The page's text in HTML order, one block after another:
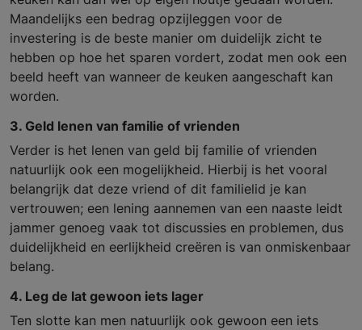
Maandelijks een bedrag opzijleggen voor de
investering is de beste manier om duidelijk zicht te
hebben op hoe het sparen vordert, zodat men ook een
beeld heeft van wanneer de keuken aangeschaft kan
worden.
3. Geld lenen van familie of vrienden
Verder is het lenen van geld bij familie of vrienden
natuurlijk ook een mogelijkheid. Hierbij is het vooral
belangrijk dat deze vriend of dit familielid je kan
vertrouwen; een lening aannemen van een naaste leidt
jammer genoeg vaak tot discussies en problemen, dus
duidelijkheid en eerlijkheid creëren is van onmiskenbaar
belang.
4. Leg de lat gewoon iets lager
Ten slotte kan men natuurlijk ook gewoon een iets